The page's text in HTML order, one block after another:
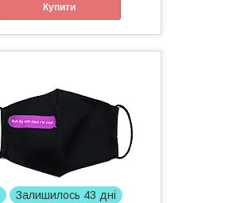
Купити
Залишилось 43 дні